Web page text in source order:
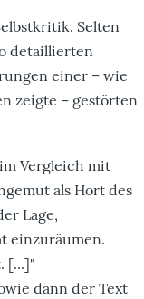
Selten
detaillierten
einer – wie
zeigte – gestörten
Vergleich mit
als Hort des
Lage,
einzuräumen.
[...]"
dann der Text